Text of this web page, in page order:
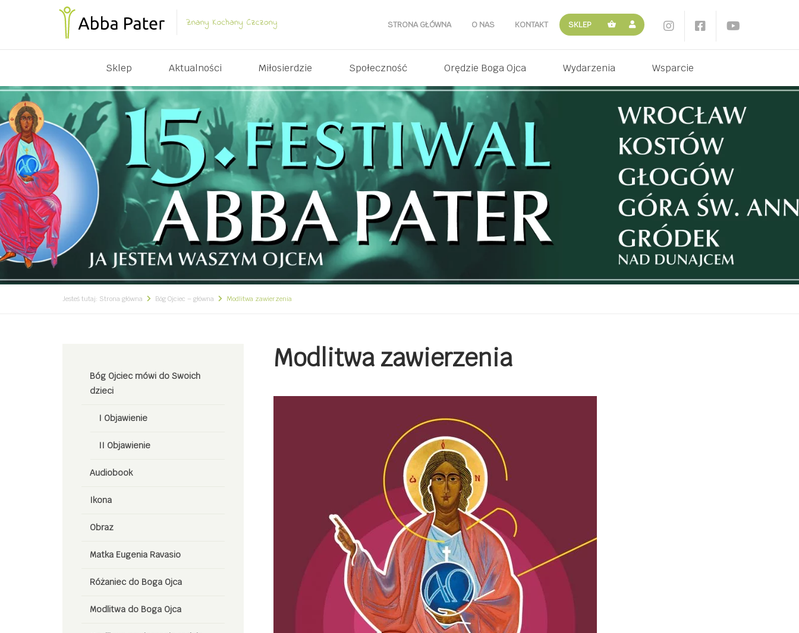
STRONA GŁÓWNA O NAS KONTAKT SKLEP
Sklep Aktualności Miłosierdzie Społeczność Orędzie Boga Ojca Wydarzenia Wsparcie
Jesteś tutaj: Strona główna Bóg Ojciec – główna Modlitwa zawierzenia
Bóg Ojciec mówi do Swoich
dzieci
I Objawienie
II Objawienie
Audiobook
Ikona
Obraz
Matka Eugenia Ravasio
Różaniec do Boga Ojca
Modlitwa do Boga Ojca
Modlitwa zawierzenia